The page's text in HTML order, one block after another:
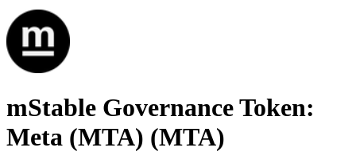
mStable Governance Token:
Meta (MTA) (MTA)